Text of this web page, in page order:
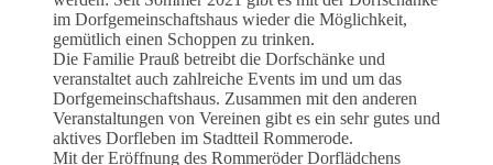
im Dorfgemeinschaftshaus wieder die Möglichkeit,
gemütlich einen Schoppen zu trinken.
Die Familie Prauß betreibt die Dorfschänke und
veranstaltet auch zahlreiche Events im und um das
Dorfgemeinschaftshaus. Zusammen mit den anderen
Veranstaltungen von Vereinen gibt es ein sehr gutes und
aktives Dorfleben im Stadtteil Rommerode.
Mit der Eröffnung des Rommeröder Dorflädchens